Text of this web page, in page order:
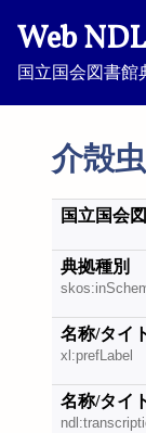
Web
国立国会図書館
介殻虫
国立国会
典拠種別
名称/タイ
xl:prefLabel
名称/タイ